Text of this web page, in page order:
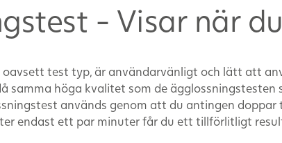
- Visar när
test typ, är användarvänligt och lätt att
samma höga kvalitet som de
används genom att du antingen
endast ett par minuter får du ett tillförlitligt